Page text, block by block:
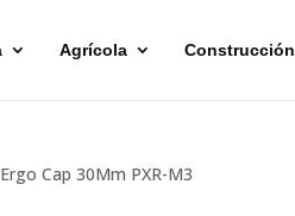
Agrícola Construcción
Cap 30Mm PXR-M3